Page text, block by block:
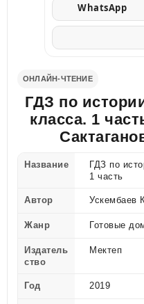
WhatsApp
ОНЛАЙН-ЧТЕНИЕ
ГДЗ по
класса. 1
Название
ГДЗ по
1 часть
Автор Ускембаев
Жанр Готовые
Издатель
ство
Мектеп
Год 2019